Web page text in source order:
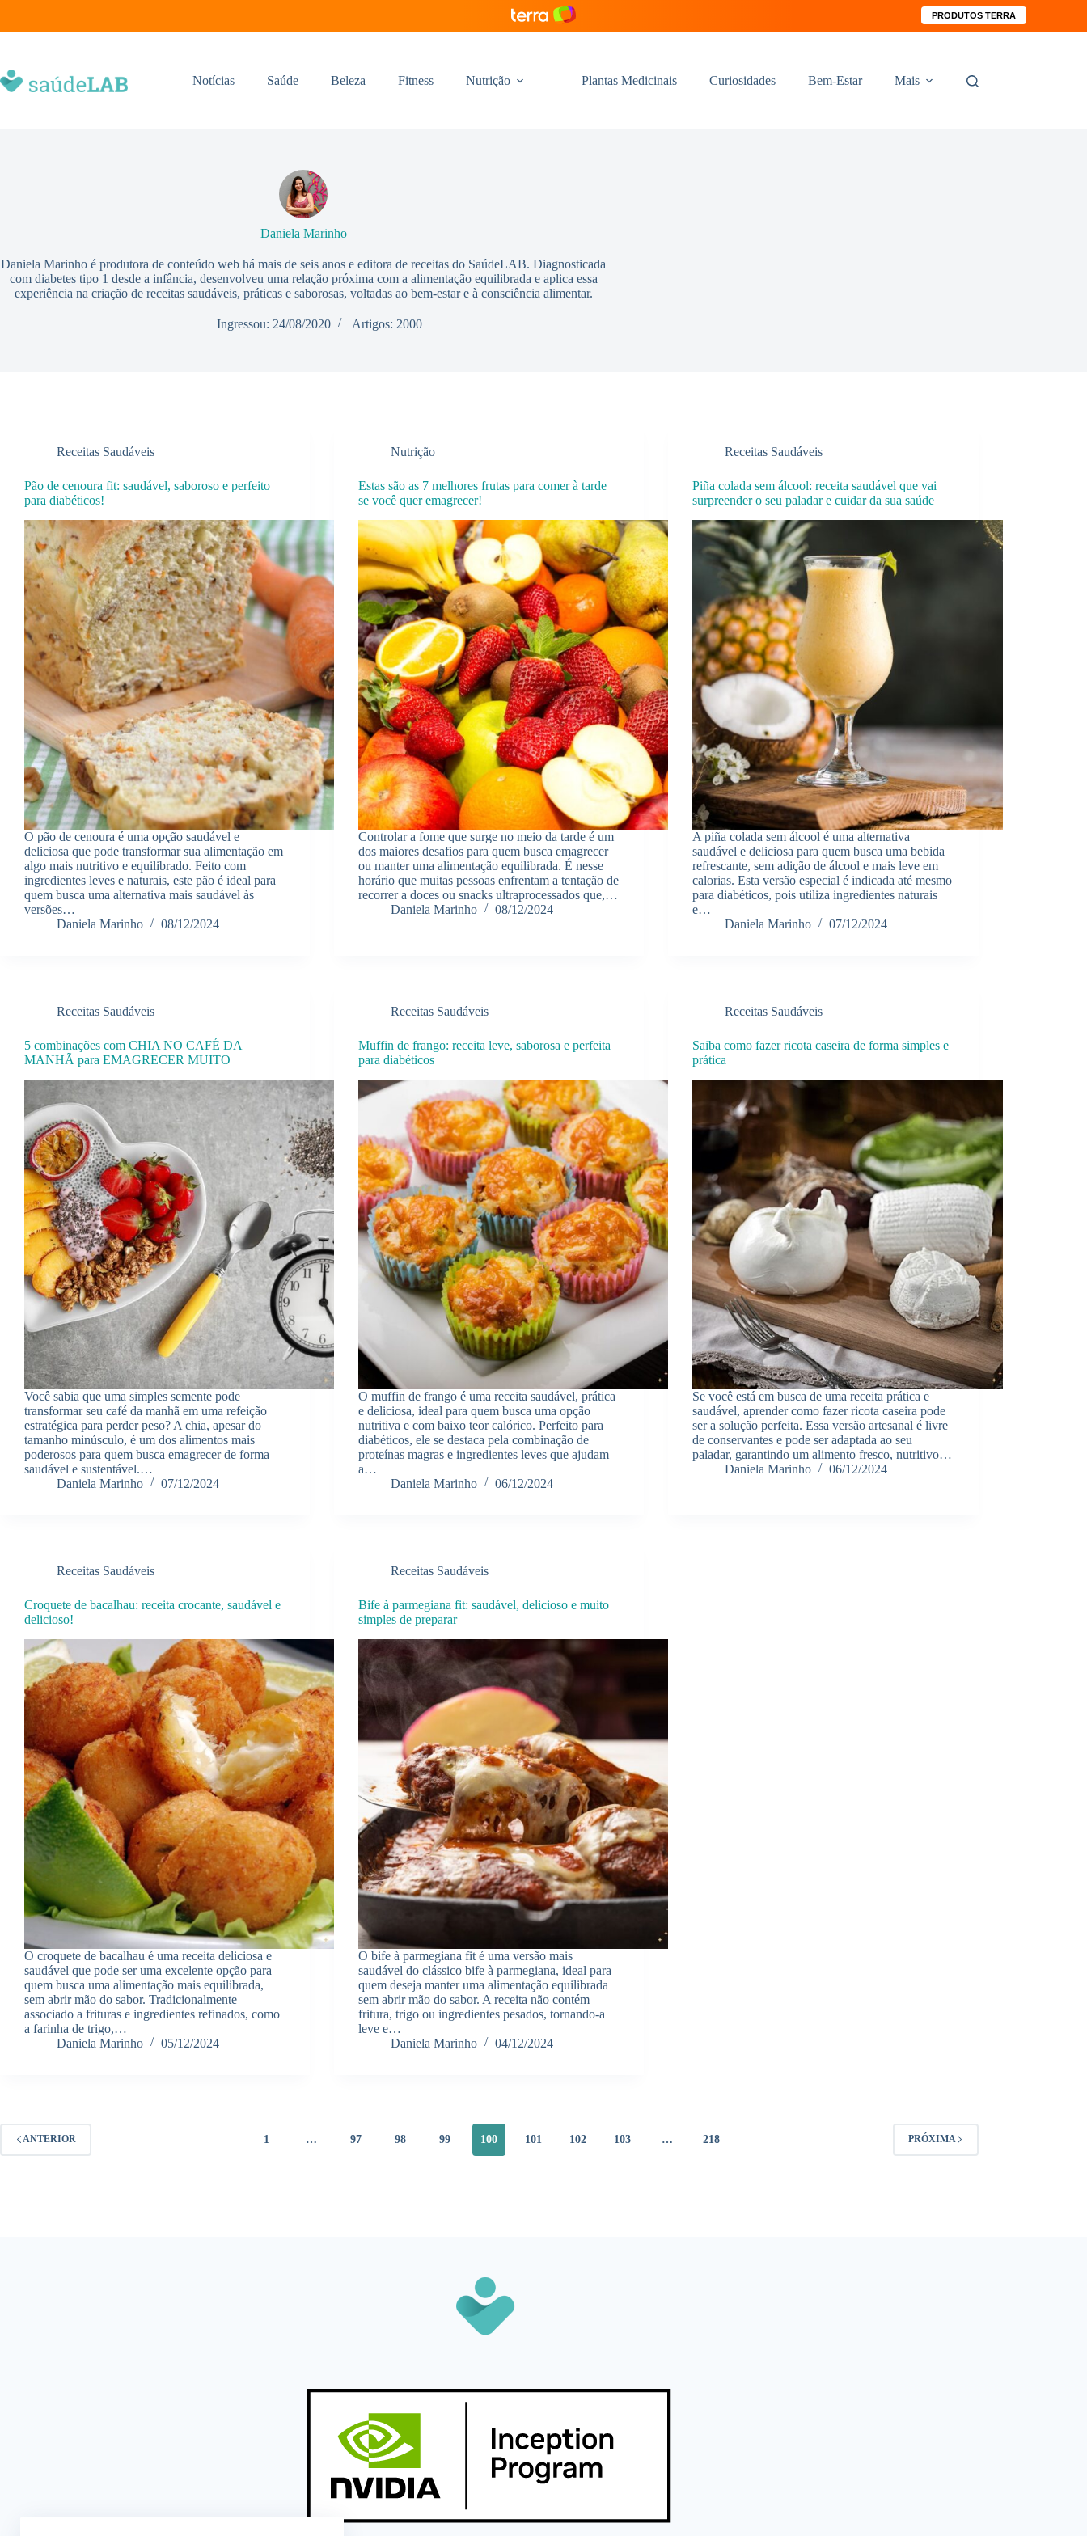
PRODUTOS TERRA
Notícias Saúde Beleza Fitness Nutrição Plantas Medicinais Curiosidades Bem-Estar Mais
Daniela Marinho
Daniela Marinho é produtora de conteúdo web há mais de seis anos e editora de receitas do SaúdeLAB. Diagnosticada
com diabetes tipo 1 desde a infância, desenvolveu uma relação próxima com a alimentação equilibrada e aplica essa
experiência na criação de receitas saudáveis, práticas e saborosas, voltadas ao bem-estar e à consciência alimentar.
Ingressou: 24/08/2020 Artigos: 2000
Receitas Saudáveis
Pão de cenoura fit: saudável, saboroso e perfeito
para diabéticos!
O pão de cenoura é uma opção saudável e
deliciosa que pode transformar sua alimentação em
algo mais nutritivo e equilibrado. Feito com
ingredientes leves e naturais, este pão é ideal para
quem busca uma alternativa mais saudável às
versões…
Daniela Marinho
08/12/2024
Nutrição
Estas são as 7 melhores frutas para comer à tarde
se você quer emagrecer!
Controlar a fome que surge no meio da tarde é um
dos maiores desafios para quem busca emagrecer
ou manter uma alimentação equilibrada. É nesse
horário que muitas pessoas enfrentam a tentação de
recorrer a doces ou snacks ultraprocessados que,…
Daniela Marinho
08/12/2024
Receitas Saudáveis
Piña colada sem álcool: receita saudável que vai
surpreender o seu paladar e cuidar da sua saúde
A piña colada sem álcool é uma alternativa
saudável e deliciosa para quem busca uma bebida
refrescante, sem adição de álcool e mais leve em
calorias. Esta versão especial é indicada até mesmo
para diabéticos, pois utiliza ingredientes naturais
e…
Daniela Marinho
07/12/2024
Receitas Saudáveis
5 combinações com CHIA NO CAFÉ DA
MANHÃ para EMAGRECER MUITO
Você sabia que uma simples semente pode
transformar seu café da manhã em uma refeição
estratégica para perder peso? A chia, apesar do
tamanho minúsculo, é um dos alimentos mais
poderosos para quem busca emagrecer de forma
saudável e sustentável.…
Daniela Marinho
07/12/2024
Receitas Saudáveis
Muffin de frango: receita leve, saborosa e perfeita
para diabéticos
O muffin de frango é uma receita saudável, prática
e deliciosa, ideal para quem busca uma opção
nutritiva e com baixo teor calórico. Perfeito para
diabéticos, ele se destaca pela combinação de
proteínas magras e ingredientes leves que ajudam
a…
Daniela Marinho
06/12/2024
Receitas Saudáveis
Saiba como fazer ricota caseira de forma simples e
prática
Se você está em busca de uma receita prática e
saudável, aprender como fazer ricota caseira pode
ser a solução perfeita. Essa versão artesanal é livre
de conservantes e pode ser adaptada ao seu
paladar, garantindo um alimento fresco, nutritivo…
Daniela Marinho
06/12/2024
Receitas Saudáveis
Croquete de bacalhau: receita crocante, saudável e
delicioso!
O croquete de bacalhau é uma receita deliciosa e
saudável que pode ser uma excelente opção para
quem busca uma alimentação mais equilibrada,
sem abrir mão do sabor. Tradicionalmente
associado a frituras e ingredientes refinados, como
a farinha de trigo,…
Daniela Marinho
05/12/2024
Receitas Saudáveis
Bife à parmegiana fit: saudável, delicioso e muito
simples de preparar
O bife à parmegiana fit é uma versão mais
saudável do clássico bife à parmegiana, ideal para
quem deseja manter uma alimentação equilibrada
sem abrir mão do sabor. A receita não contém
fritura, trigo ou ingredientes pesados, tornando-a
leve e…
Daniela Marinho
04/12/2024
ANTERIOR 1 … 97 98 99 100 101 102 103 … 218 PRÓXIMA